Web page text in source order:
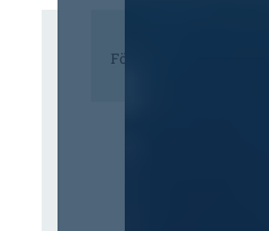
Förderer